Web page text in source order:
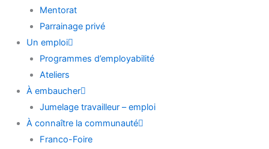
Mentorat
Parrainage privé
Un emploi
Programmes d’employabilité
Ateliers
À embaucher
Jumelage travailleur – emploi
À connaître la communauté
Franco-Foire